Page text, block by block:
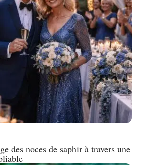
des noces de saphir à travers une